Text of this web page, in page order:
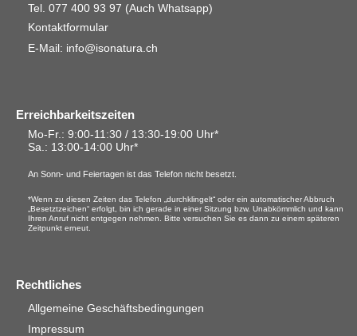
Tel. 077 400 93 97 (Auch Whatsapp)
Kontaktformular
E-Mail: info@isonatura.ch
Erreichbarkeitszeiten
Mo-Fr.: 9:00-11:30 / 13:30-19:00 Uhr*
Sa. : 13:00-14:00 Uhr*
An Sonn- und Feiertagen ist das Telefon nicht besetzt.
*Wenn zu diesen Zeiten das Telefon „durchklingelt“ oder ein automatischer Abbruch
„Besetztzeichen“ erfolgt, bin ich gerade in einer Sitzung bzw. Unabkömmlich und kann
Ihren Anruf nicht entgegen nehmen. Bitte versuchen Sie es dann zu einem späteren
Zeitpunkt erneut.
Rechtliches
Allgemeine Geschäftsbedingungen
Impressum